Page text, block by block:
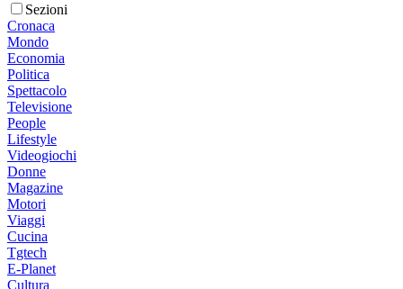
Sezioni
Cronaca
Mondo
Economia
Politica
Spettacolo
Televisione
People
Lifestyle
Videogiochi
Donne
Magazine
Motori
Viaggi
Cucina
Tgtech
E-Planet
Cultura